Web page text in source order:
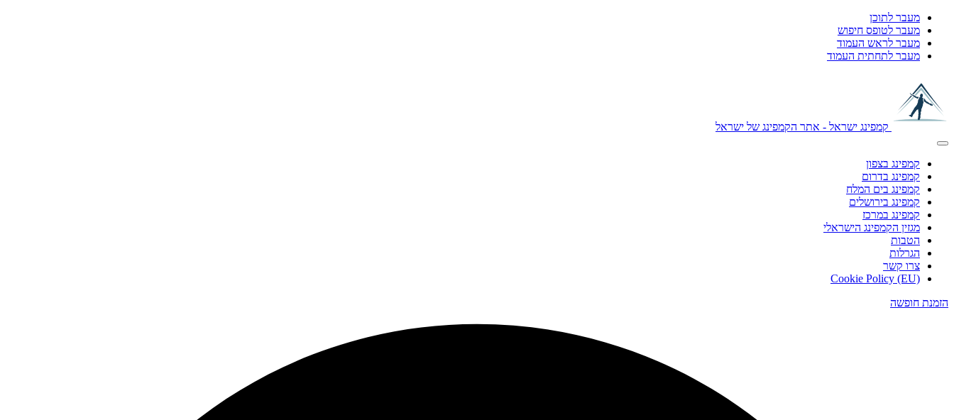
מעבר לתוכן
מעבר לטופס חיפוש
מעבר לראש העמוד
מעבר לתחתית העמוד
קמפינג ישראל - אתר הקמפינג של ישראל
קמפינג בצפון
קמפינג בדרום
קמפינג בים המלח
קמפינג בירושלים
קמפינג במרכז
מגזין הקמפינג הישראלי
הטבות
הגרלות
צרו קשר
Cookie Policy (EU)
הזמנת חופשה